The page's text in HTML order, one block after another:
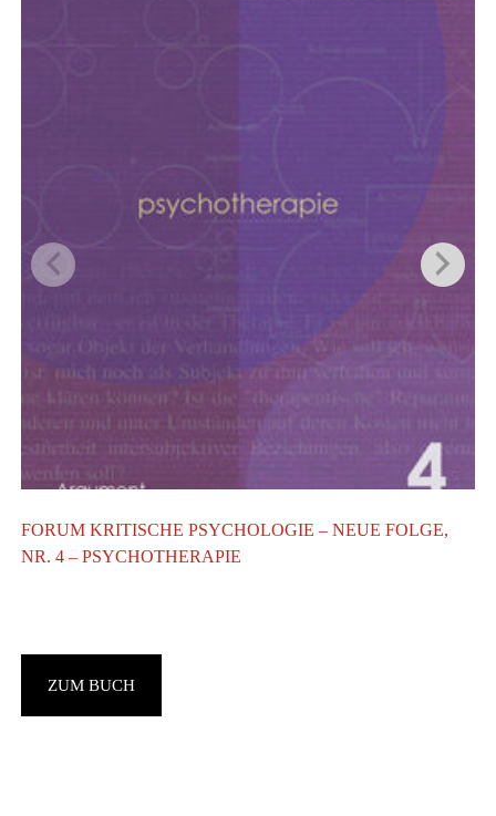
FORUM KRITISCHE PSYCHOLOGIE – NEUE FOLGE,
NR. 4 – PSYCHOTHERAPIE
ZUM BUCH